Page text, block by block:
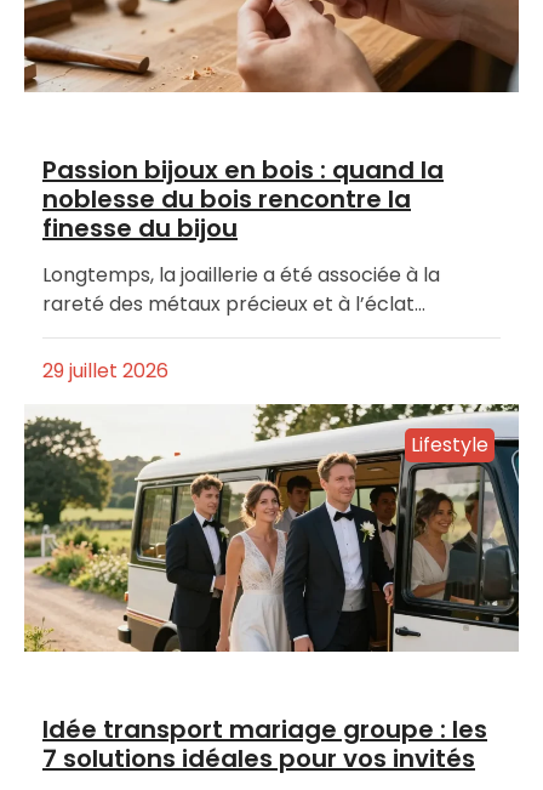
Passion bijoux en bois : quand la
noblesse du bois rencontre la
finesse du bijou
Longtemps, la joaillerie a été associée à la
rareté des métaux précieux et à l’éclat…
29 juillet 2026
Lifestyle
Idée transport mariage groupe : les
7 solutions idéales pour vos invités